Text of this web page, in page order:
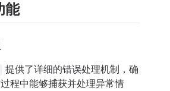
能
提供了详细的错误处理机制，确
程中能够捕获并处理异常情